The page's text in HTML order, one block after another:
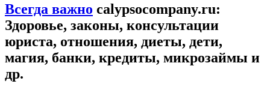
Всегда важно calypsocompany.ru:
Здоровье, законы, консультации
юриста, отношения, диеты, дети,
магия, банки, кредиты, микрозаймы и
др.